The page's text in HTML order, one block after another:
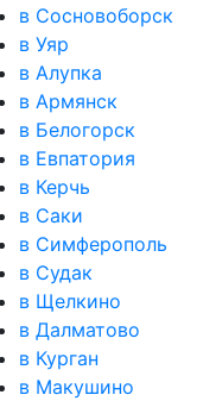
в Сосновоборск
в Уяр
в Алупка
в Армянск
в Белогорск
в Евпатория
в Керчь
в Саки
в Симферополь
в Судак
в Щелкино
в Далматово
в Курган
в Макушино